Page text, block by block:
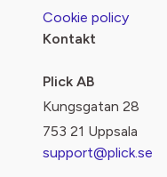
Cookie policy
Kontakt
Plick AB
Kungsgatan 28
753 21 Uppsala
support@plick.se